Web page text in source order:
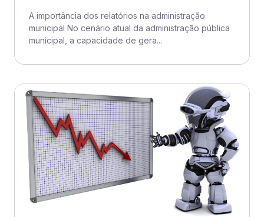
A importância dos relatórios na administração
municipal No cenário atual da administração pública
municipal, a capacidade de gera...